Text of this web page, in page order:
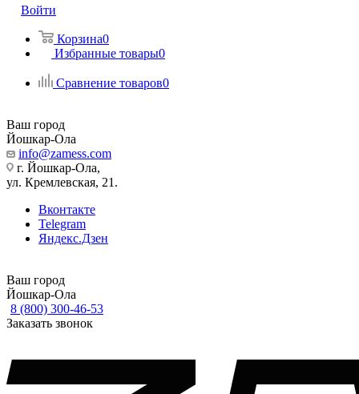
Войти
Корзина0
Избранные товары0
Сравнение товаров0
Ваш город
Йошкар-Ола
info@zamess.com
г. Йошкар-Ола,
ул. Кремлевская, 21.
Вконтакте
Telegram
Яндекс.Дзен
Ваш город
Йошкар-Ола
8 (800) 300-46-53
Заказать звонок